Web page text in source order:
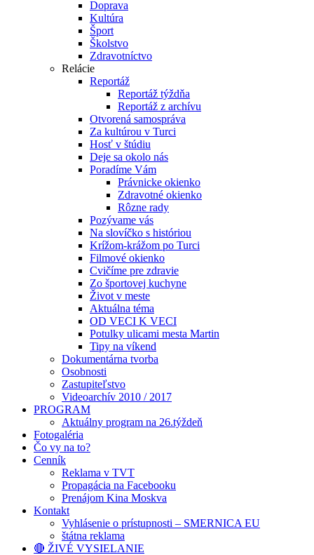
Doprava
Kultúra
Šport
Školstvo
Zdravotníctvo
Relácie
Reportáž
Reportáž týždňa
Reportáž z archívu
Otvorená samospráva
Za kultúrou v Turci
Hosť v štúdiu
Deje sa okolo nás
Poradíme Vám
Právnicke okienko
Zdravotné okienko
Rôzne rady
Pozývame vás
Na slovíčko s históriou
Krížom-krážom po Turci
Filmové okienko
Cvičíme pre zdravie
Zo športovej kuchyne
Život v meste
Aktuálna téma
OD VECI K VECI
Potulky ulicami mesta Martin
Tipy na víkend
Dokumentárna tvorba
Osobnosti
Zastupiteľstvo
Videoarchív 2010 / 2017
PROGRAM
Aktuálny program na 26.týždeň
Fotogaléria
Čo vy na to?
Cenník
Reklama v TVT
Propagácia na Facebooku
Prenájom Kina Moskva
Kontakt
Vyhlásenie o prístupnosti – SMERNICA EU
štátna reklama
🔴 ŽIVÉ VYSIELANIE